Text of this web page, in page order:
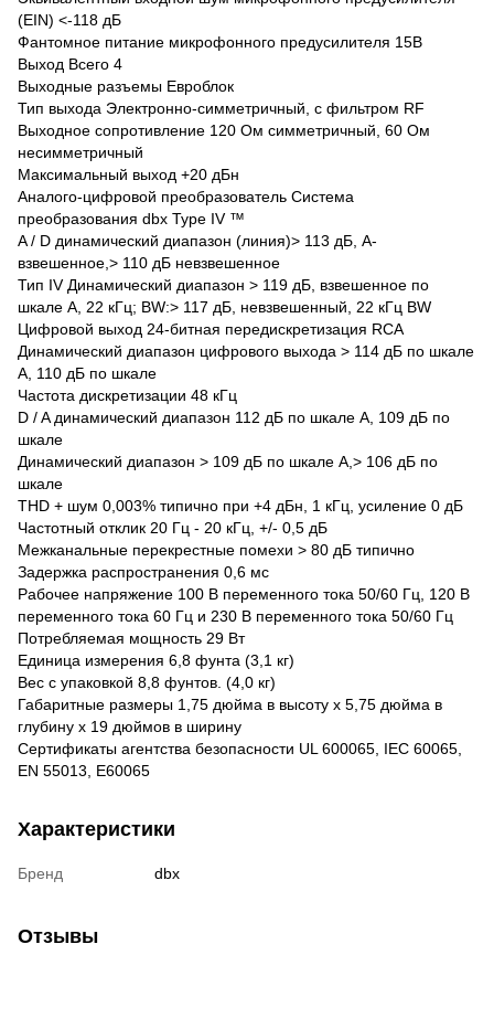
(EIN) <-118 дБ
Фантомное питание микрофонного предусилителя 15В
Выход Всего 4
Выходные разъемы Евроблок
Тип выхода Электронно-симметричный, с фильтром RF
Выходное сопротивление 120 Ом симметричный, 60 Ом
несимметричный
Максимальный выход +20 дБн
Аналого-цифровой преобразователь Система
преобразования dbx Type IV ™
A / D динамический диапазон (линия)> 113 дБ, A-
взвешенное,> 110 дБ невзвешенное
Тип IV Динамический диапазон > 119 дБ, взвешенное по
шкале А, 22 кГц; BW:> 117 дБ, невзвешенный, 22 кГц BW
Цифровой выход 24-битная передискретизация RCA
Динамический диапазон цифрового выхода > 114 дБ по шкале
А, 110 дБ по шкале
Частота дискретизации 48 кГц
D / A динамический диапазон 112 дБ по шкале А, 109 дБ по
шкале
Динамический диапазон > 109 дБ по шкале А,> 106 дБ по
шкале
THD + шум 0,003% типично при +4 дБн, 1 кГц, усиление 0 дБ
Частотный отклик 20 Гц - 20 кГц, +/- 0,5 дБ
Межканальные перекрестные помехи > 80 дБ типично
Задержка распространения 0,6 мс
Рабочее напряжение 100 В переменного тока 50/60 Гц, 120 В
переменного тока 60 Гц и 230 В переменного тока 50/60 Гц
Потребляемая мощность 29 Вт
Единица измерения 6,8 фунта (3,1 кг)
Вес с упаковкой 8,8 фунтов. (4,0 кг)
Габаритные размеры 1,75 дюйма в высоту x 5,75 дюйма в
глубину x 19 дюймов в ширину
Сертификаты агентства безопасности UL 600065, IEC 60065,
EN 55013, E60065
Характеристики
Бренд dbx
Отзывы